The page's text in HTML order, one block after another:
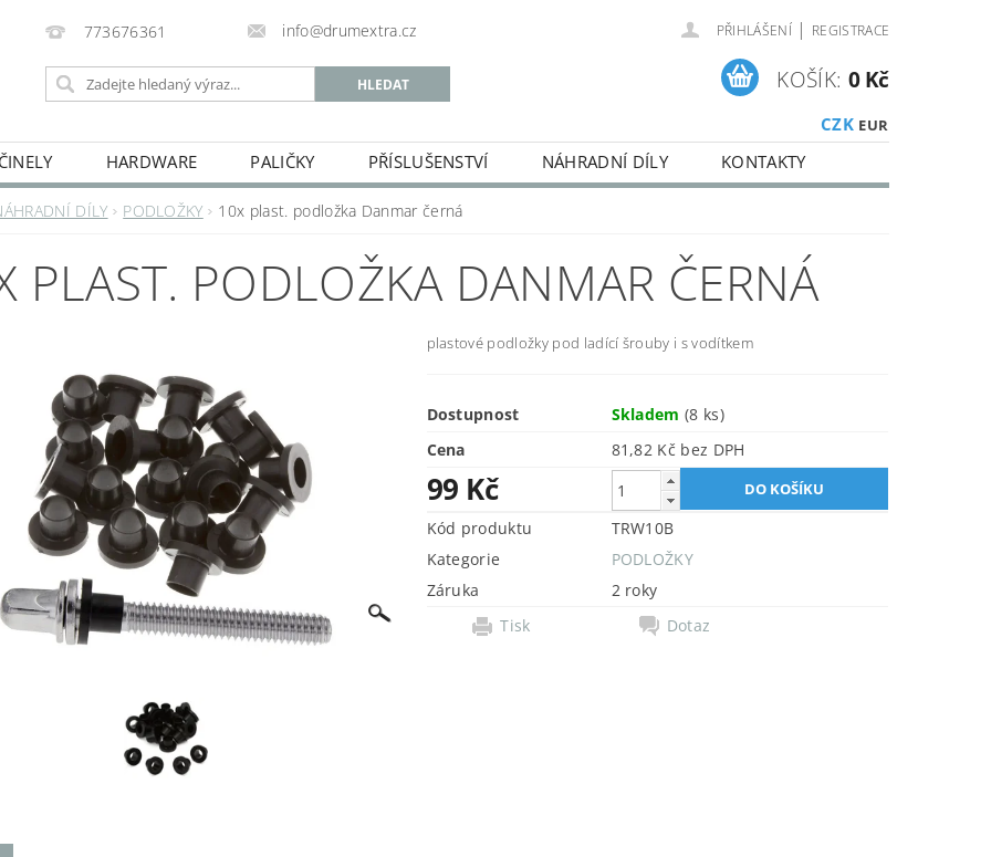
773676361 info@drumextra.cz PŘIHLÁŠENÍ | REGISTRACE
CZK EUR
KOŠÍK: 0 Kč
ČINELY HARDWARE PALIČKY PŘÍSLUŠENSTVÍ NÁHRADNÍ DÍLY KONTAKTY
DÍLY PODLOŽKY 10x plast. podložka Danmar černá
PLAST. PODLOŽKA DANMAR ČERNÁ
plastové podložky pod ladící šrouby i s vodítkem
Dostupnost Skladem(8 ks)
Cena
81,82 Kč bez DPH
99 Kč
Kód produktu
TRW10B
Kategorie
PODLOŽKY
Záruka
2 roky
Tisk
Dotaz